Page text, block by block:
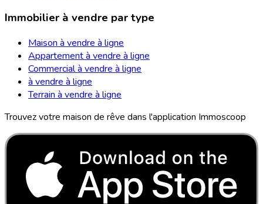
Immobilier à vendre par type
Maison à vendre à ligne
Appartement à vendre à ligne
Commercial à vendre à ligne
à vendre à ligne
Terrain à vendre à ligne
Trouvez votre maison de rêve dans l'application Immoscoop